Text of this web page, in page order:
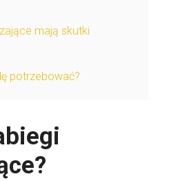
mają skutki
potrzebować?